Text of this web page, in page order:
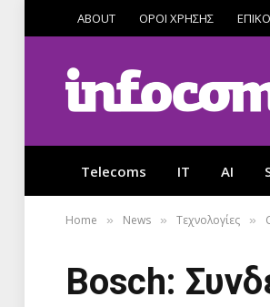
ABOUT ΟΡΟΙ ΧΡΗΣΗΣ
Telecoms IT AI
Home » News » Τεχνολογίες »
Bosch: